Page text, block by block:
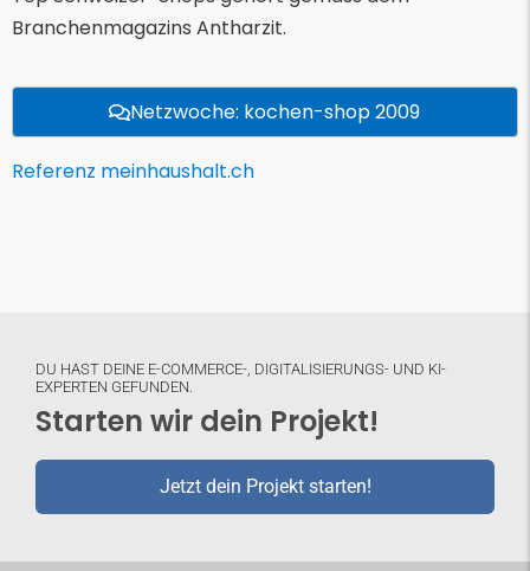
Branchenmagazins Antharzit.
Netzwoche: kochen-shop 2009
Referenz meinhaushalt.ch
DU HAST DEINE E-COMMERCE-, DIGITALISIERUNGS- UND KI-
EXPERTEN GEFUNDEN.
Starten wir dein Projekt!
Jetzt dein Projekt starten!